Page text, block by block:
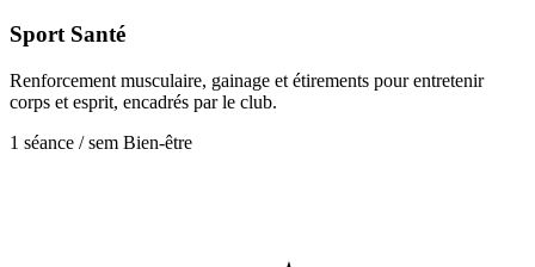
Sport Santé
Renforcement musculaire, gainage et étirements pour entretenir
corps et esprit, encadrés par le club.
1 séance / sem Bien-être